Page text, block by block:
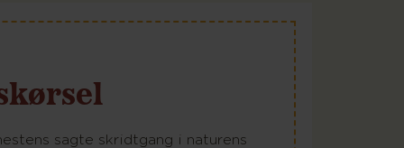
sagte skridtgang i naturens